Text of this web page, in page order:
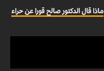
ماذا قال الدكتور صالح قورا عن حراء